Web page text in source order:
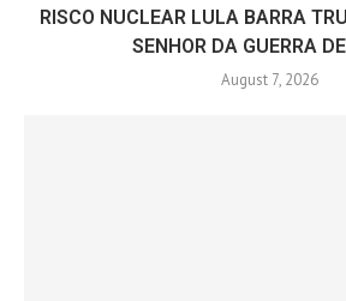
RISCO NUCLEAR LULA BARRA
SENHOR DA GUERRA
August 7, 2026